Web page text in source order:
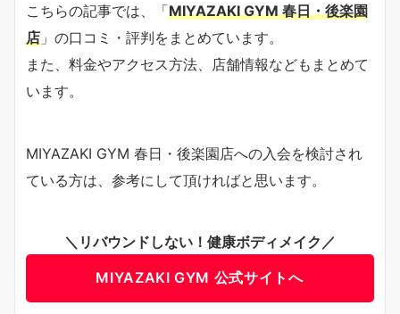
こちらの記事では、「MIYAZAKI GYM 春日・後楽園
店 」の口コミ・評判をまとめています。
また、料金やアクセス方法、店舗情報などもまとめて
います。
MIYAZAKI GYM 春日・後楽園店への入会を検討され
ている方は、参考にして頂ければと思います。
＼リバウンドしない！健康ボディメイク／
MIYAZAKI GYM 公式サイトへ